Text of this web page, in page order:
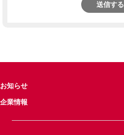
送信する
お知らせ
企業情報